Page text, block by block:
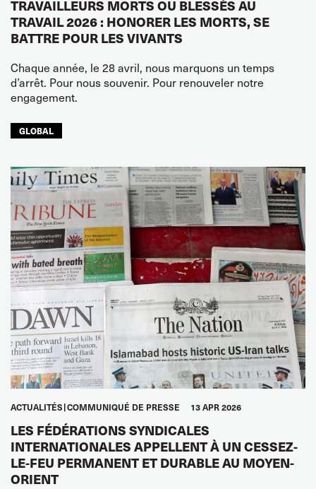
TRAVAILLEURS MORTS OU BLESSÉS AU
TRAVAIL 2026 : HONORER LES MORTS, SE
BATTRE POUR LES VIVANTS
Chaque année, le 28 avril, nous marquons un temps
d’arrêt. Pour nous souvenir. Pour renouveler notre
engagement.
GLOBAL
ACTUALITÉS COMMUNIQUÉ DE PRESSE 13 APR 2026
LES FÉDÉRATIONS SYNDICALES
INTERNATIONALES APPELLENT À UN CESSEZ-
LE-FEU PERMANENT ET DURABLE AU MOYEN-
ORIENT